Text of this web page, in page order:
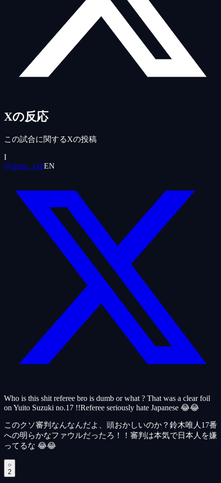
Xの反応
この試合に関するXの投稿
I
@izuna_x10EN
Who is this shit referee bro is dumb or what ? That was a clear foil
on Yuito Suzuki no.17 !!Referee seriously hate Japanese 😂😂
このクソ審判なんなんだよ、頭おかしいのか？鈴木唯人17番
への明らかなファウルだったろ！！審判は本気で日本人を嫌
ってるな 😂😂
2